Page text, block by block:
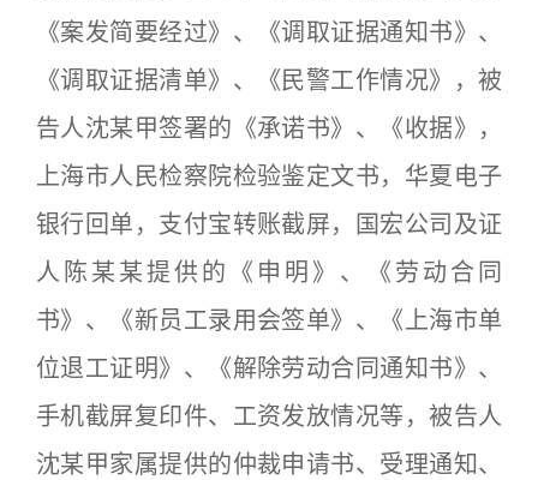
《案发简要经过》、《调取证据通知书》、
《调取证据清单》、《民警工作情况》，被
告人沈某甲签署的《承诺书》、《收据》，
上海市人民检察院检验鉴定文书，华夏电子
银行回单，支付宝转账截屏，国宏公司及证
人陈某某提供的《申明》、《劳动合同
书》、《新员工录用会签单》、《上海市单
位退工证明》、《解除劳动合同通知书》、
手机截屏复印件、工资发放情况等，被告人
沈某甲家属提供的仲裁申请书、受理通知、